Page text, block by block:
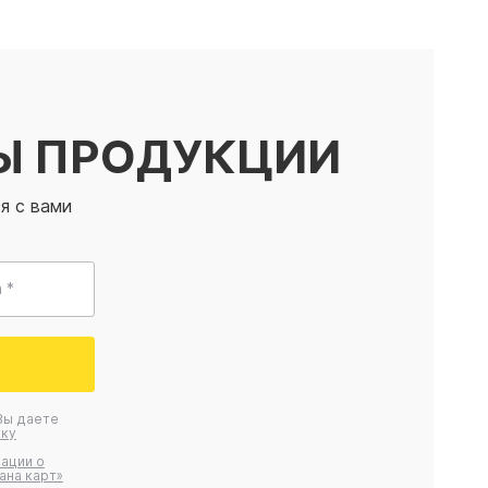
ПРОДУКЦИИ
с вами
*
даете
о
карт»